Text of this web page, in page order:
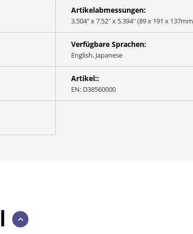
Artikelabmessungen:
3.504" x 7.52" x 5.394" (89 x 191 x
Verfügbare Sprachen:
English, Japanese
Artikel::
EN: D38560000